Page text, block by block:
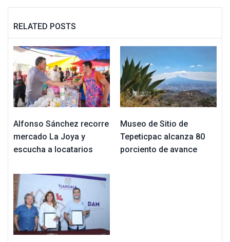
RELATED POSTS
Alfonso Sánchez recorre
mercado La Joya y
escucha a locatarios
Museo de Sitio de
Tepeticpac alcanza 80
porciento de avance